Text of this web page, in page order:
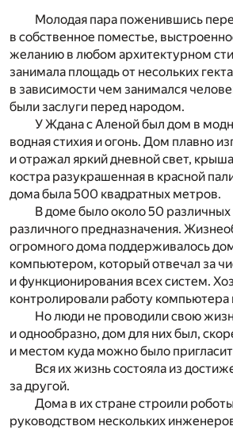
Молодая пара поженившись
в собственное поместье,
желанию в любом архитектурном
занимала площадь от несольких
в зависимости чем занимался
были заслуги перед народом.
У Ждана с Аленой был дом в
водная стихия и огонь. Дом плавно
и отражал яркий дневной свет,
костра разукрашенная в красной
дома была 500 квадратных метров.
В доме было около 50 различных
различного предназначения.
огромного дома поддерживалось
компьютером, который отвечал за
и функционирования всех систем.
контролировали работу компьютера
Но люди не проводили свою
и однообразно, дом для них был,
и местом куда можно было
Вся их жизнь состояла из
за другой.
Дома в их стране строили
руководством нескольких